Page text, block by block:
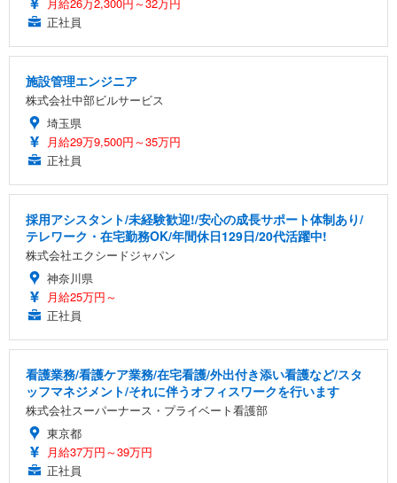
SIHOO B100 オフィスチェア／デスクチェア メッシ
￥27,999
Sezlife オフィスチェア デスクチェア 疲れない テレ
能 人間工学 椅子 腰サポート 90度跳ね上げ式アーム
務用 おしゃれ パソコンチェア (ブラック)
Sezlife オフィスチェア デスクチェア 疲れない テレ
ワーク チェア 強化バックレスト 30度ロッキング機
能 人間工学 椅子 腰サポート 90度跳ね上げ式アーム
レスト 3Dヘッドレスト ハンガー付き 高反発クッシ
務用 おしゃれ パソコンチェア (ホワイト)
ス圧無段階昇降 360度回転 キャスター付き コンパク
勤務 ブラック
￥4,139
EIZO ビジネス向けプレミアムモニター | FlexScan
￥109,572
【整備済み品】Dell E2724HS 27インチ 液晶モニタ
ー フルHD（1920×1080）VA 非光沢 HDMI/DisplayP
ort/VGA スピーカー内蔵 高さ調整 スイベル VESA対
応 ComfortView ビジネス向け
グモニター QD 24.5インチ 1ms FHD 量子ドット 残
￥34,980
Amazonベーシック ペットシーツ 厚型 ワイド 42枚
￥3,234
Smart Basic(スマートベーシック) 【Amazon.co.jp
限定】 Smart Basic アイリスオーヤマ ペットシーツ
超厚型 お徳用 ワイド 100枚入 (x 1) (ケース販売)
ュラー 200枚入【Amazon.co.jp限定】
￥3,731
正社員
施設管理エンジニア
株式会社中部ビルサービス
埼玉県
月給29万9,500円～35万円
正社員
採用アシスタント/未経験歓迎!/安心の成長サポート体制あり/
テレワーク・在宅勤務OK/年間休日129日/20代活躍中!
株式会社エクシードジャパン
神奈川県
月給25万円～
正社員
看護業務/看護ケア業務/在宅看護/外出付き添い看護など/スタ
ッフマネジメント/それに伴うオフィスワークを行います
株式会社スーパーナース・プライベート看護部
東京都
月給37万円～39万円
正社員